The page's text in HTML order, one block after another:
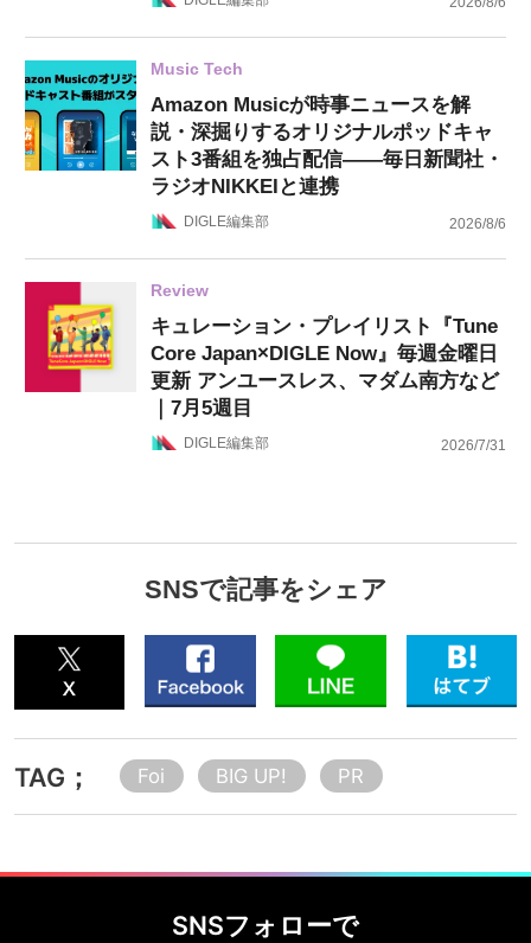
Music Tech
Amazon Musicが時事ニュースを解
説・深掘りするオリジナルポッドキャ
スト3番組を独占配信——毎日新聞社・
ラジオNIKKEIと連携
DIGLE編集部 2026/8/6
Review
キュレーション・プレイリスト『Tune
Core Japan×DIGLE Now』毎週金曜日
更新 アンユースレス、マダム南方など
｜7月5週目
DIGLE編集部 2026/7/31
SNSで記事をシェア
TAG； Foi BIG UP! PR
SNSフォローで